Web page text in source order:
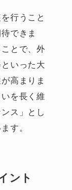
行うこと
できま
とで、外
いった大
高まりま
を長く維
ス」とし
す。
ント